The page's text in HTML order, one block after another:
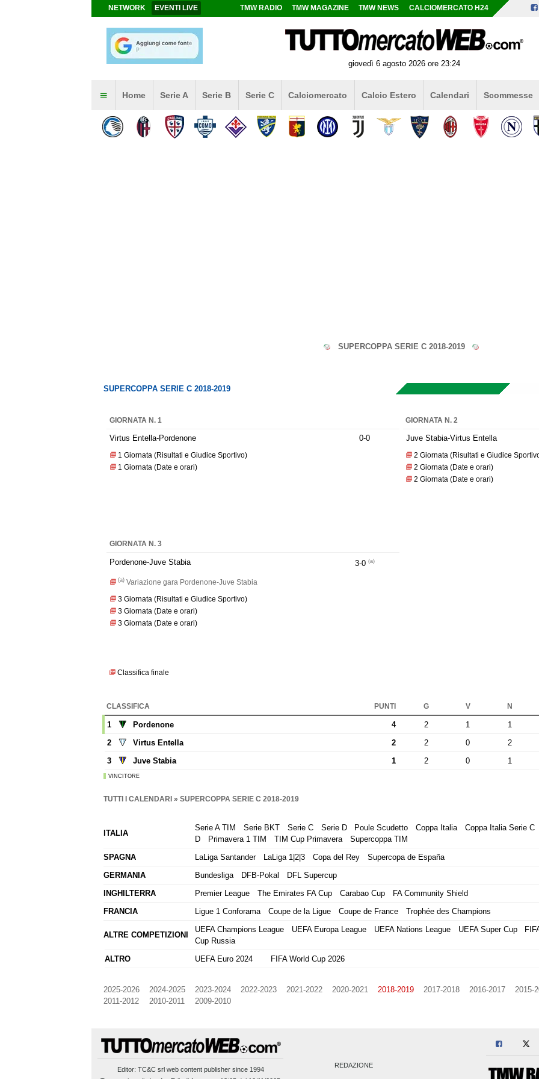
NETWORK EVENTI LIVE TMW RADIO TMW MAGAZINE TMW NEWS CALCIOMERCATO H24
giovedì 6 agosto 2026 ore 23:24
Home Serie A Serie B Serie C Calciomercato Calcio Estero Calendari Scommesse
SUPERCOPPA SERIE C 2018-2019
SUPERCOPPA SERIE C 2018-2019
GIORNATA N. 1
Virtus Entella-Pordenone 0-0
1 Giornata (Risultati e Giudice Sportivo)
1 Giornata (Date e orari)
GIORNATA N. 2
Juve Stabia-Virtus Entella
2 Giornata (Risultati e Giudice
2 Giornata (Date e orari)
2 Giornata (Date e orari)
GIORNATA N. 3
Pordenone-Juve Stabia 3-0 (a)
(a) Variazione gara Pordenone-Juve Stabia
3 Giornata (Risultati e Giudice Sportivo)
3 Giornata (Date e orari)
3 Giornata (Date e orari)
Classifica finale
CLASSIFICA PUNTI G V N
1 Pordenone 4 2 1 1
2
Virtus Entella 2 2 0 2
3
Juve Stabia 1 2 0 1
VINCITORE
TUTTI I CALENDARI » SUPERCOPPA SERIE C 2018-2019
ITALIA
Serie A TIM Serie BKT Serie C Serie D Poule Scudetto Coppa Italia Coppa Italia Serie C
D
Primavera 1 TIM TIM Cup Primavera
Supercoppa TIM
SPAGNA
LaLiga Santander LaLiga 1|2|3 Copa del Rey
Supercopa de España
GERMANIA
Bundesliga DFB-Pokal
DFL Supercup
INGHILTERRA
Premier League The Emirates FA Cup Carabao Cup
FA Community Shield
FRANCIA
Ligue 1 Conforama Coupe de la Ligue Coupe de France Trophée des Champions
ALTRE COMPETIZIONI
UEFA Champions League UEFA Europa League UEFA Nations League UEFA Super Cup
Cup Russia
ALTRO
UEFA Euro 2024 FIFA World Cup 2026
2025-2026 2024-2025 2023-2024 2022-2023 2021-2022 2020-2021 2018-2019 2017-2018 2016-2017 2015-
2011-2012
2010-2011 2009-2010
Editor: TC&C srlweb content publisher since 1994
REDAZIONE